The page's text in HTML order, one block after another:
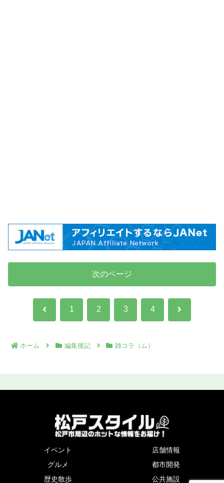
次のページ
前 1 2 3 4 次
ホーム 編集後記 雑コラ（ム）
イベント
店舗情報
グルメ
都市開発
歴史散歩
公共施設